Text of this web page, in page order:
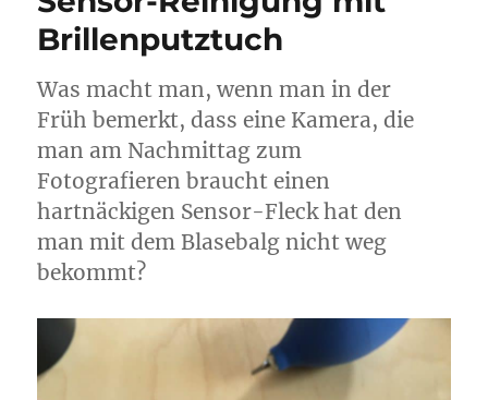
Brillenputztuch
Was macht man, wenn man in der
Früh bemerkt, dass eine Kamera, die
man am Nachmittag zum
Fotografieren braucht einen
hartnäckigen Sensor-Fleck hat den
man mit dem Blasebalg nicht weg
bekommt?